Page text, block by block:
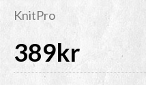
KnitPro
389kr